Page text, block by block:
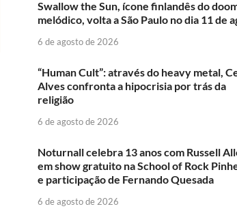
Swallow the Sun, ícone finlandês do
melódico, volta a São Paulo no dia 11 de
6 de agosto de 2026
“Human Cult”: através do heavy metal,
Alves confronta a hipocrisia por trás da
religião
6 de agosto de 2026
Noturnall celebra 13 anos com Russell
em show gratuito na School of Rock
e participação de Fernando Quesada
6 de agosto de 2026